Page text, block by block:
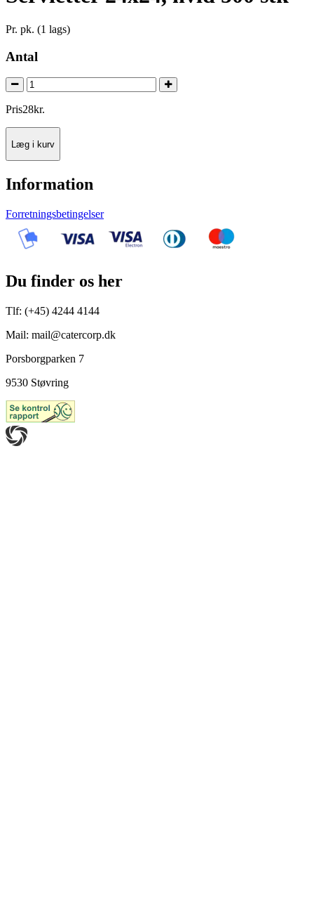
Pr. pk. (1 lags)
Antal
Pris28kr.
Læg i kurv
Information
Forretningsbetingelser
Du finder os her
Tlf: (+45) 4244 4144
Mail: mail@catercorp.dk
Porsborgparken 7
9530 Støvring